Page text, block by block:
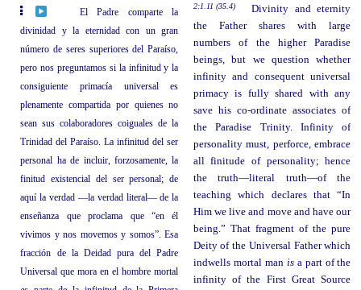
El Padre comparte la
divinidad y la eternidad con un gran
número de seres superiores del Paraíso,
pero nos preguntamos si la infinitud y la
consiguiente primacía universal es
plenamente compartida por quienes no
sean sus colaboradores coiguales de la
Trinidad del Paraíso. La infinitud del ser
personal ha de incluir, forzosamente, la
finitud existencial del ser personal; de
aquí la verdad —la verdad literal— de la
enseñanza que proclama que “en él
vivimos y nos movemos y somos”. Esa
fracción de la Deidad pura del Padre
Universal que mora en el hombre mortal
2:1.11 (35.4)
Divinity and eternity
the Father shares with large
numbers of the higher Paradise
beings, but we question whether
infinity and consequent universal
primacy is fully shared with any
save his co-ordinate associates of
the Paradise Trinity. Infinity of
personality must, perforce, embrace
all finitude of personality; hence
the truth—literal truth—of the
teaching which declares that “In
Him we live and move and have our
being.” That fragment of the pure
Deity of the Universal Father which
indwells mortal man isa part of the
infinity of the First Great Source